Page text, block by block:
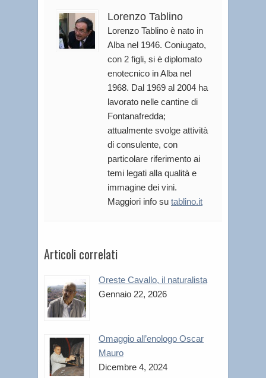
Lorenzo Tablino
Lorenzo Tablino è nato in
Alba nel 1946. Coniugato,
con 2 figli, si è diplomato
enotecnico in Alba nel
1968. Dal 1969 al 2004 ha
lavorato nelle cantine di
Fontanafredda;
attualmente svolge attività
di consulente, con
particolare riferimento ai
temi legati alla qualità e
immagine dei vini.
Maggiori info su tablino.it
Articoli correlati
Oreste Cavallo, il naturalista
Gennaio 22, 2026
Omaggio all’enologo Oscar
Mauro
Dicembre 4, 2024